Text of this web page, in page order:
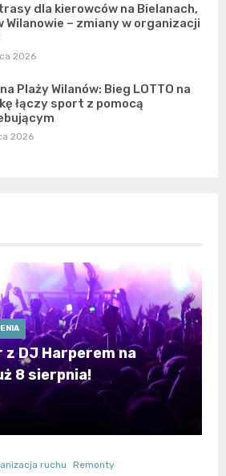
dla kierowców na Bielanach,
Wilanowie – zmiany w organizacji
2026
Plaży Wilanów: Bieg LOTTO na
łączy sport z pomocą
2026
DJ Harperem na
8 sierpnia!
ruchu Remonty